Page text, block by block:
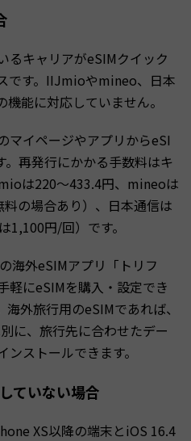
るキャリアがeSIMクイック
です。IIJmioやmineo、日本
能に対応していません。
マイページやアプリからeSI
再発行にかかる手数料はキ
は220〜433.4円、mineoは
の場合あり）、日本通信は
1,100円/回）です。
海外eSIMアプリ「トリフ
軽にeSIMを購入・設定でき
外旅行用のeSIMであれば、
に、旅行先に合わせたデー
ストールできます。
ていない場合
XS以降の端末とiOS 16.4